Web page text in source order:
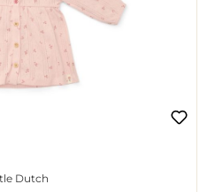
Dutch